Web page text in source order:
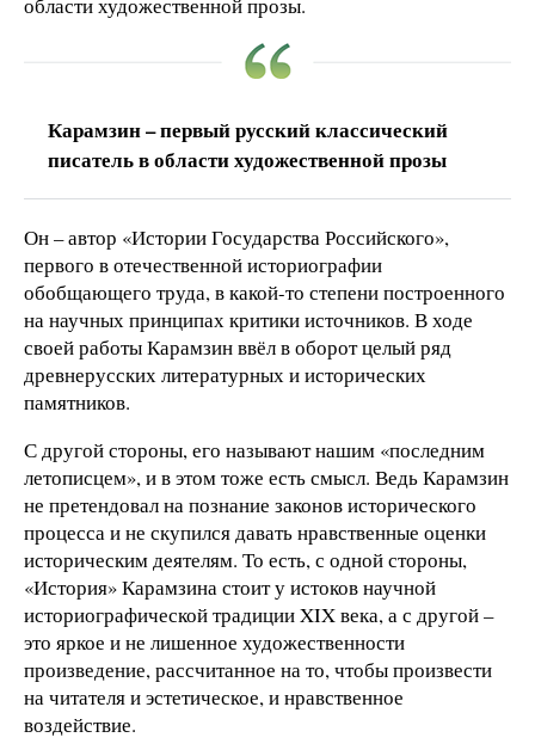
области художественной прозы.
Карамзин – первый русский классический
писатель в области художественной прозы
Он – автор «Истории Государства Российского»,
первого в отечественной историографии
обобщающего труда, в какой-то степени построенного
на научных принципах критики источников. В ходе
своей работы Карамзин ввёл в оборот целый ряд
древнерусских литературных и исторических
памятников.
С другой стороны, его называют нашим «последним
летописцем», и в этом тоже есть смысл. Ведь Карамзин
не претендовал на познание законов исторического
процесса и не скупился давать нравственные оценки
историческим деятелям. То есть, с одной стороны,
«История» Карамзина стоит у истоков научной
историографической традиции XIX века, а с другой –
это яркое и не лишенное художественности
произведение, рассчитанное на то, чтобы произвести
на читателя и эстетическое, и нравственное
воздействие.